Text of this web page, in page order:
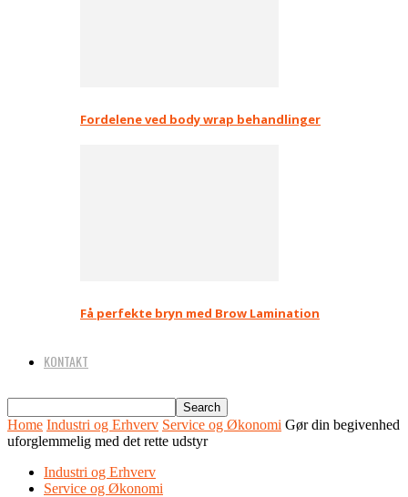
Fordelene ved body wrap behandlinger
Få perfekte bryn med Brow Lamination
KONTAKT
Home Industri og Erhverv Service og Økonomi Gør din begivenhed
uforglemmelig med det rette udstyr
Industri og Erhverv
Service og Økonomi